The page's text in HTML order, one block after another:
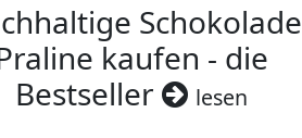
Schokolade
kaufen - die
Bestseller
lesen